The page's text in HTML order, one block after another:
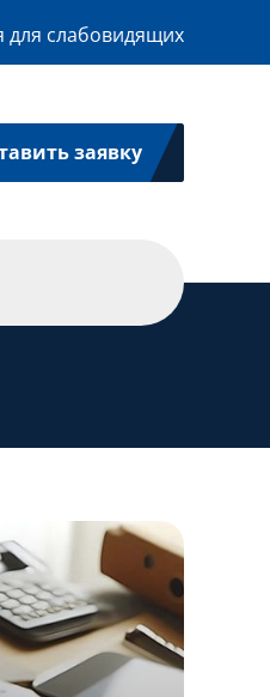
для слабовидящих
заявку
обучение